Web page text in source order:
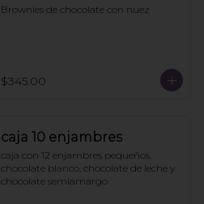
Brownies de chocolate con nuez
$345.00
caja 10 enjambres
caja con 12 enjambres pequeños.
chocolate blanco, chocolate de leche y
chocolate semiamargo